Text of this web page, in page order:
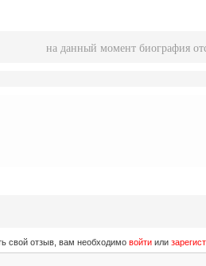
на данный момент биография
свой отзыв, вам необходимо войтиили